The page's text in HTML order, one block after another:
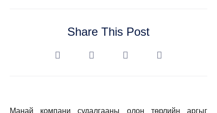
Share This Post
Манай компани судалгааны олон төрлийн аргыг